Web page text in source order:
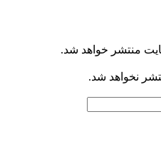
منتشر خواهد شد.
نخواهد شد.